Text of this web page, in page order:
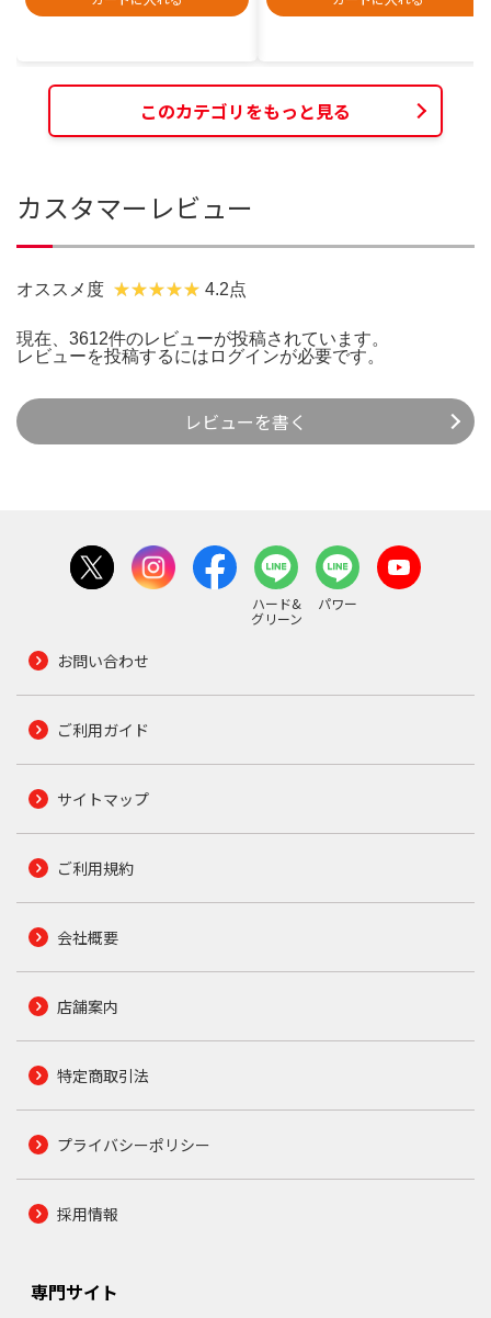
このカテゴリをもっと見る
カスタマーレビュー
オススメ度 4.2点
現在、3612件のレビューが投稿されています。
レビューを投稿するには ログインが必要です。
レビューを書く
ハード&
グリーン
パワー
お問い合わせ
ご利用ガイド
サイトマップ
ご利用規約
会社概要
店舗案内
特定商取引法
プライバシーポリシー
採用情報
専門サイト